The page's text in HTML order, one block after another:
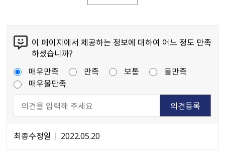
이 페이지에서 제공하는 정보에 대하여 어느 정도 만족
하셨습니까?
매우만족
만족 보통
불만족
매우불만족
최종수정일 2022.05.20